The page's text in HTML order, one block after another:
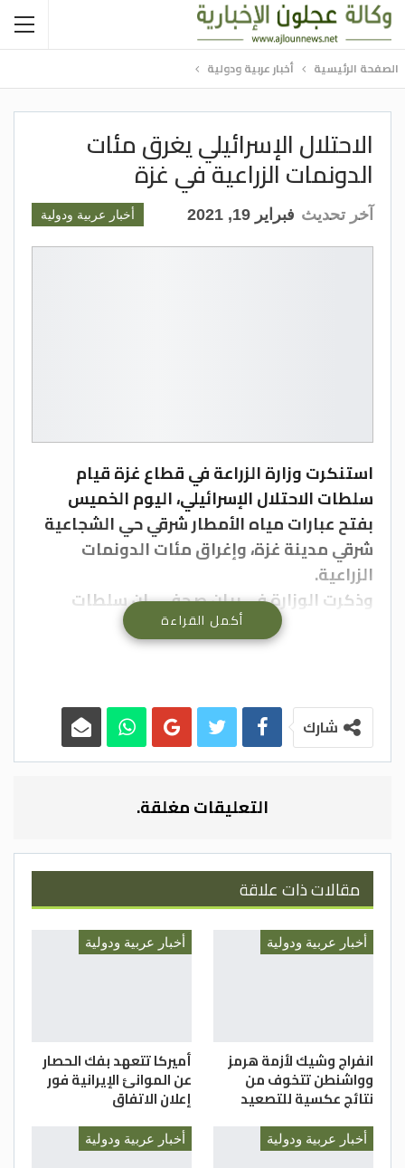
الصفحة الرئيسية أخبار عربية ودولية
الاحتلال الإسرائيلي يغرق مئات
الدونمات الزراعية في غزة
أخبار عربية ودولية آخر تحديث فبراير 19, 2021
استنكرت وزارة الزراعة في قطاع غزة قيام
سلطات الاحتلال الإسرائيلي، اليوم الخميس
بفتح عبارات مياه الأمطار شرقي حي الشجاعية
شرقي مدينة غزة، وإغراق مئات الدونمات
الزراعية.
وذكرت الوزارة في بيان صحفي، ان سلطات
الاحتلال قامت بفتح عبارات مياه الأمطار شرق
المدينة، ما تسبب بإغراق مئات الدونمات
والأضرار المباشرة وغير المباشرة على أراضي
المزارعين التي غرقت بالمياه. -(بترا)
أكمل القراءة
شارك
التعليقات مغلقة.
مقالات ذات علاقة
أخبار عربية ودولية
انفراج وشيك لأزمة هرمز
وواشنطن تتخوف من
نتائج عكسية للتصعيد
أخبار عربية ودولية
أميركا تتعهد بفك الحصار
عن الموانئ الإيرانية فور
إعلان الاتفاق
أخبار عربية ودولية أخبار عربية ودولية